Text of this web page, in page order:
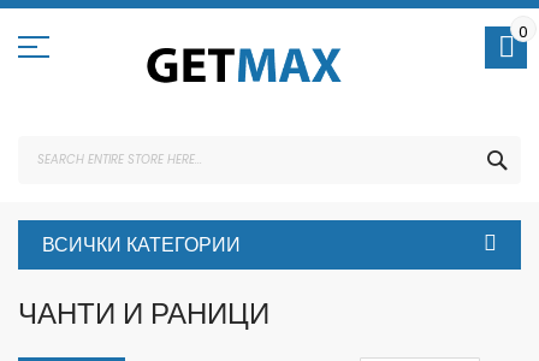
Skip
Content
0
ВСИЧКИ КАТЕГОРИИ
ЧАНТИ И РАНИЦИ